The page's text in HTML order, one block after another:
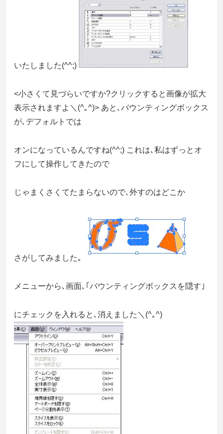
いたしました(^^;)
<小さくて見づらいですか?クリックすると画像が拡大
表示されますよ＼(^｡^)> あと､バウンティングボックス
が､デフォルトでは
オンになっているんですね(^^;) これは､私はずっとオ
フにして操作してきたので
じゃまくさくてたまらないので､外すのはどこか
さがしてみました｡
メニューから､画面､｢バウンティングボックスを隠す｣
にチェックを入れると､消えました＼(^｡^)